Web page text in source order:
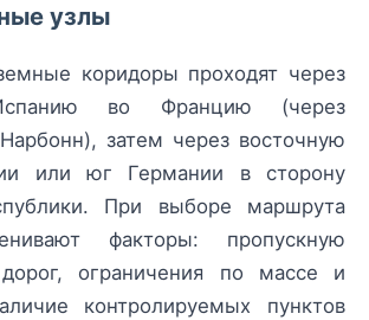
узлы
коридоры проходят через
во Францию (через
затем через восточную
или юг Германии в сторону
При выборе маршрута
факторы: пропускную
дорог, ограничения по массе и
контролируемых пунктов